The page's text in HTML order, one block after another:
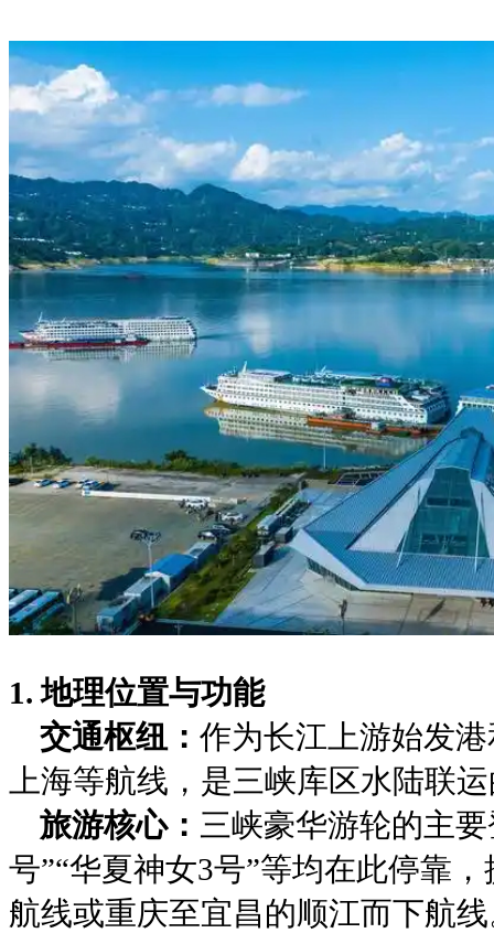
1. ‌地理位置与功能‌
‌交通枢纽‌： 作为长江上游始发
上海等航线，是三峡库区水陆联
‌旅游核心‌： 三峡豪华游轮的主
号”“华夏神女3号”等均在此停靠
航线或重庆至宜昌的顺江而下航